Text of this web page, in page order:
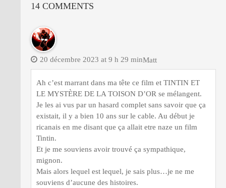
14 COMMENTS
Matt
20 décembre 2023 at 9 h 29 min
Ah c’est marrant dans ma tête ce film et TINTIN ET
LE MYSTÈRE DE LA TOISON D’OR se mélangent.
Je les ai vus par un hasard complet sans savoir que ça
existait, il y a bien 10 ans sur le cable. Au début je
ricanais en me disant que ça allait etre naze un film
Tintin.
Et je me souviens avoir trouvé ça sympathique,
mignon.
Mais alors lequel est lequel, je sais plus…je ne me
souviens d’aucune des histoires.